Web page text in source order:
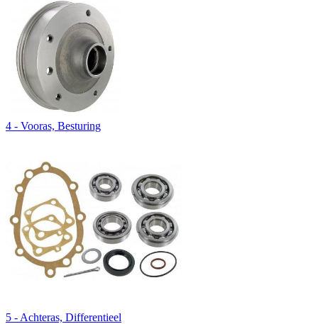
4 - Vooras, Besturing
5 - Achteras, Differentieel